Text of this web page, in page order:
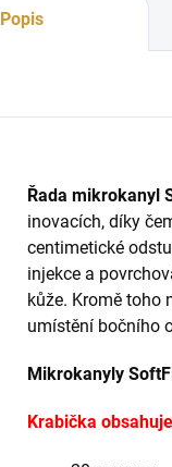
Popis
Řada mikrokanyl
inovacích, díky
centimetické
injekce a
kůže. Kromě toho
umístění bočního
Mikrokanyly
Krabička